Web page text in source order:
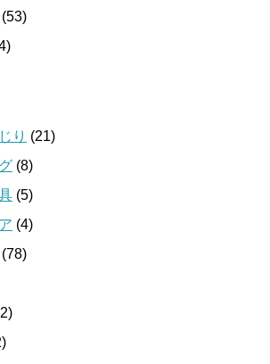
(53)
り (21)
(8)
(5)
(4)
(78)